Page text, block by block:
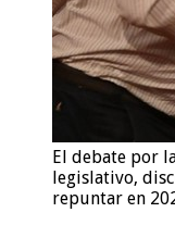
El debate por
legislativo,
repuntar en